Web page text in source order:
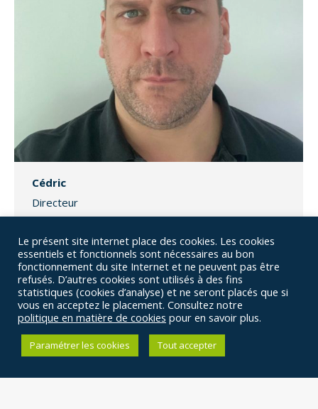
Cédric
Directeur
à cœur de gérer l’auto-école pour que tout le
monde s’y sente bien et que les services que nous
vous proposons soient impeccables.
Le présent site internet place des cookies. Les cookies
essentiels et fonctionnels sont nécessaires au bon
fonctionnement du site Internet et ne peuvent pas être
refusés. D’autres cookies sont utilisés à des fins
statistiques (cookies d’analyse) et ne seront placés que si
vous en acceptez le placement. Consultez notre
politique en matière de cookies pour en savoir plus.
Paramétrer les cookies Tout accepter